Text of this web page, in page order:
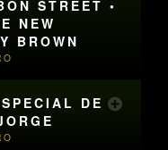
STREET •
NEW
BROWN
DE